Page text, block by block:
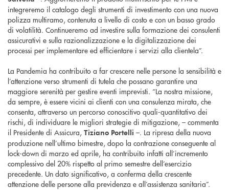
integreremo il catalogo degli strumenti di investimento con una nuova
polizza multiramo, contenuta a livello di costo e con un basso grado
di volatilità. Continueremo ad investire sulla formazione dei consulenti
assicurativi e sulla razionalizzazione e la digitalizzazione dei
processi per implementare ed efficientare i servizi alla clientela”.
La Pandemia ha contribuito a far crescere nelle persone la sensibilità e
l’attenzione verso strumenti di tutela che possano garantire una
maggiore serenità per gestire eventi imprevisti. “La nostra missione,
da sempre, è essere vicini ai clienti con una consulenza mirata, che
consenta, attraverso un percorso conoscitivo quali-quantitativo dei
rischi, di individuare le migliori strategie di mitigazione, – commenta
il Presidente di Assicura, Tiziano Portelli –. La ripresa della nuova
produzione nell’ultimo bimestre, dopo la contrazione conseguente al
lock-down di marzo ed aprile, ha contribuito infatti all’incremento
complessivo del 20% rispetto al primo semestre dell’esercizio
precedente. Un dato significativo, a conferma della crescente
attenzione delle persone alla previdenza e all’assistenza sanitaria”.